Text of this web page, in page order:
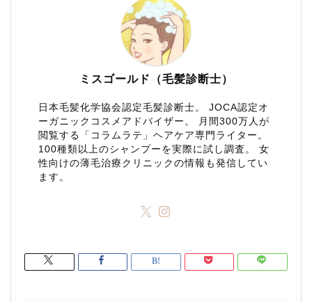
ミスゴールド（毛髪診断士）
日本毛髪化学協会認定毛髪診断士。 JOCA認定オ
ーガニックコスメアドバイザー。 月間300万人が
閲覧する「コラムラテ」ヘアケア専門ライター。
100種類以上のシャンプーを実際に試し調査。 女
性向けの薄毛治療クリニックの情報も発信してい
ます。